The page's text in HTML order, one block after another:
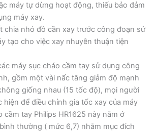
máy tự dừng hoạt động, thiếu bảo đảm
máy xay.
chia nhỏ đồ cần xay trước công đoạn sử
tạo cho việc xay nhuyễn thuận tiện
máy sục cháo cầm tay sử dụng công
gồm một vài nấc tăng giảm độ mạnh
giống nhau (15 tốc độ), mọi người
hiện để điều chỉnh gia tốc xay của máy
cầm tay Philips HR1625 này nằm ở
thường ( mức 6,7) nhằm mục đích